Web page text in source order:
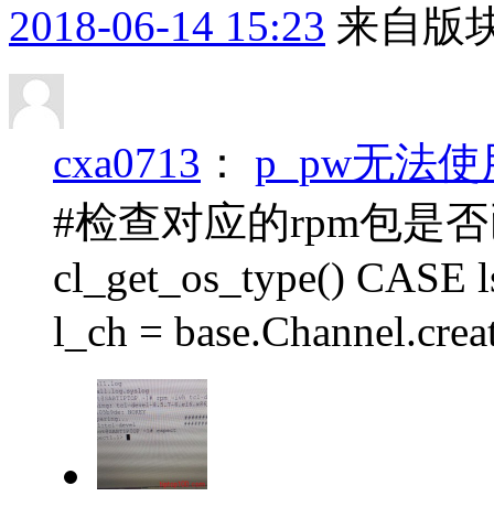
2018-06-14 15:23 来自版
cxa0713 ： p_pw无法
#检查对应的rpm包是
cl_get_os_type()
l_ch =